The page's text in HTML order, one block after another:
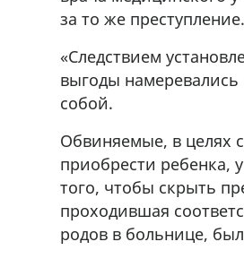
за то же преступление.
«Следствием
выгоды
собой.
Обвиняемые, в целях
приобрести ребенка,
того, чтобы скрыть
проходившая
родов в больнице,